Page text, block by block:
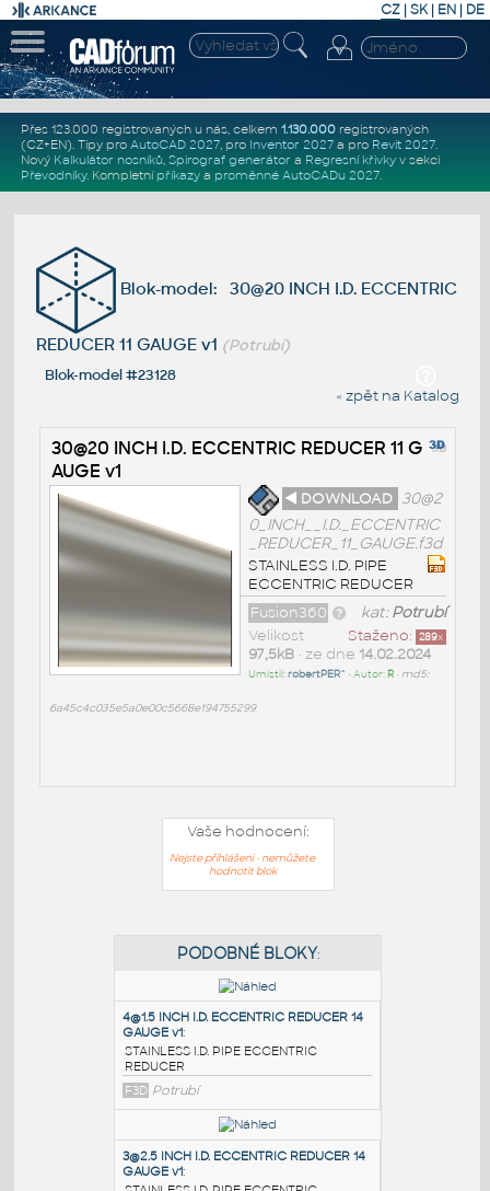
CZ | SK| EN | DE
Přes 123.000 registrovaných u nás, celkem 1.130.000registrovaných
(CZ+EN). Tipy pro AutoCAD 2027, pro Inventor 2027a pro Revit 2027.
Nový Kalkulátor nosníků, Spirograf generátor a Regresní křivkyv sekci
Převodníky. Kompletní příkazya proměnné AutoCADu 2027.
Blok-model: 30@20 INCH I.D. ECCENTRIC
REDUCER 11 GAUGE v1 (Potrubí)
Blok-model #23128
« zpět na Katalog
30@20 INCH I.D. ECCENTRIC REDUCER 11 G
AUGE v1
◄ DOWNLOAD 30@2
0_INCH__I.D._ECCENTRIC
_REDUCER_11_GAUGE.f3d
STAINLESS I.D. PIPE
ECCENTRIC REDUCER
kat:Potrubí
Fusion360
Staženo: 289x
Velikost
97,5kB• ze dne 14.02.2024
Umístil:robertPER^ • Autor: R• md5:
6a45c4c035e5a0e00c5668e194755299
Vaše hodnocení:
Nejste přihlášeni - nemůžete
hodnotit blok
PODOBNÉ BLOKY